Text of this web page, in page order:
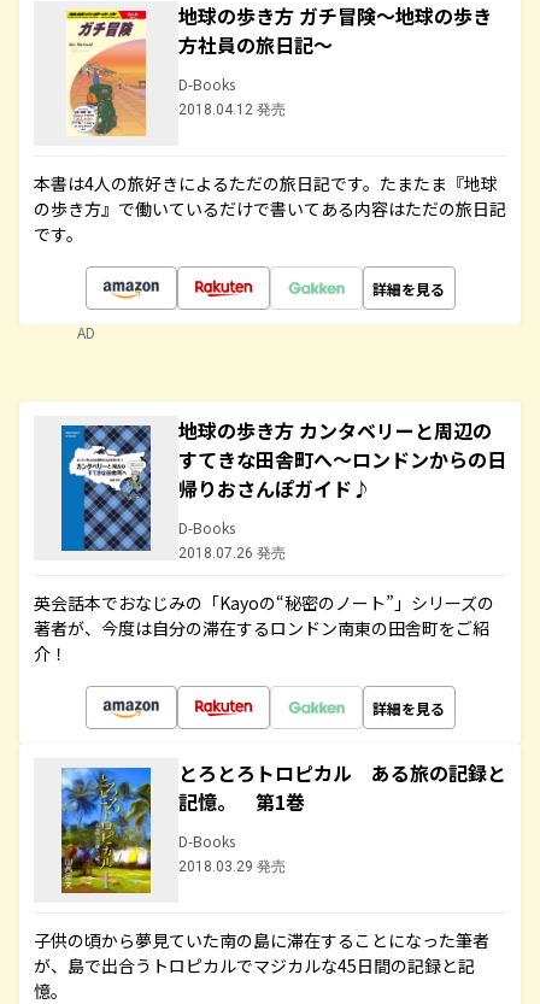
地球の歩き方 ガチ冒険～地球の歩き
方社員の旅日記～
D-Books
2018.04.12 発売
本書は4人の旅好きによるただの旅日記です。たまたま『地球
の歩き方』で働いているだけで書いてある内容はただの旅日記
です。
詳細を見る
AD
地球の歩き方 カンタベリーと周辺の
すてきな田舎町へ～ロンドンからの日
帰りおさんぽガイド♪
D-Books
2018.07.26 発売
英会話本でおなじみの「Kayoの“秘密のノート”」シリーズの
著者が、今度は自分の滞在するロンドン南東の田舎町をご紹
介！
詳細を見る
とろとろトロピカル ある旅の記録と
記憶。 第1巻
D-Books
2018.03.29 発売
子供の頃から夢見ていた南の島に滞在することになった筆者
が、島で出合うトロピカルでマジカルな45日間の記録と記
憶。